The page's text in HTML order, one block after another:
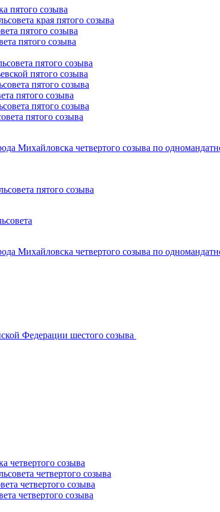
пятого созыва
края пятого созыва
пятого созыва
пятого созыва
пятого созыва
пятого созыва
пятого созыва
пятого созыва
пятого созыва
пятого созыва
Михайловска четвертого созыва по
пятого созыва
Михайловска четвертого созыва по
Федерации шестого созыва
четвертого созыва
четвертого созыва
четвертого созыва
четвертого созыва